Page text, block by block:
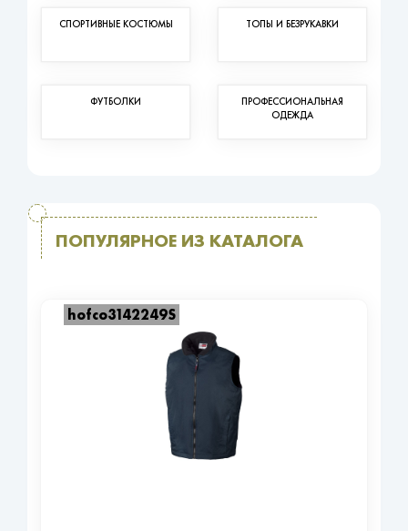
СПОРТИВНЫЕ КОСТЮМЫ ТОПЫ И БЕЗРУКАВКИ
ФУТБОЛКИ
ПРОФЕССИОНАЛЬНАЯ
ОДЕЖДА
ПОПУЛЯРНОЕ ИЗ КАТАЛОГА
hofco3142249S